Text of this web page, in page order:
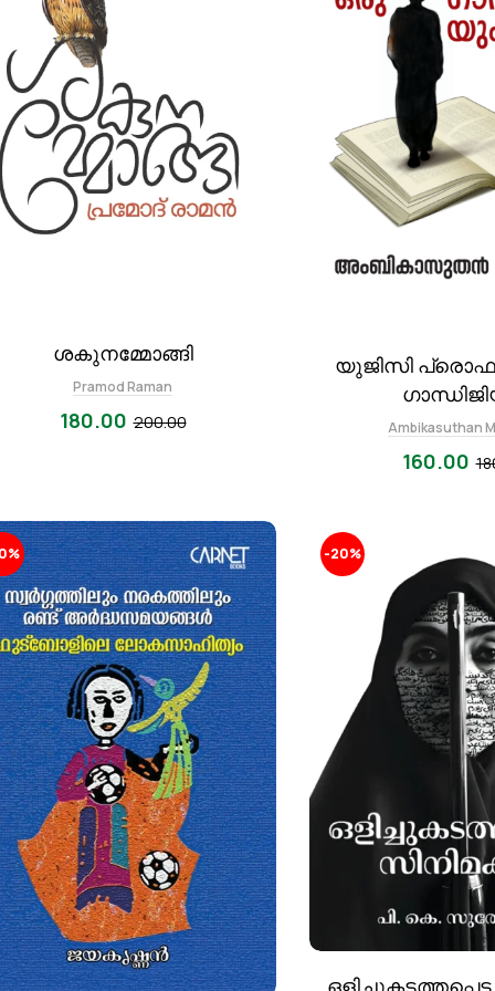
ശകുനമ്മോങ്ങി
Pramod Raman
200.00
180.00
യുജിസി
Ambikasuthan
160.00
-20%